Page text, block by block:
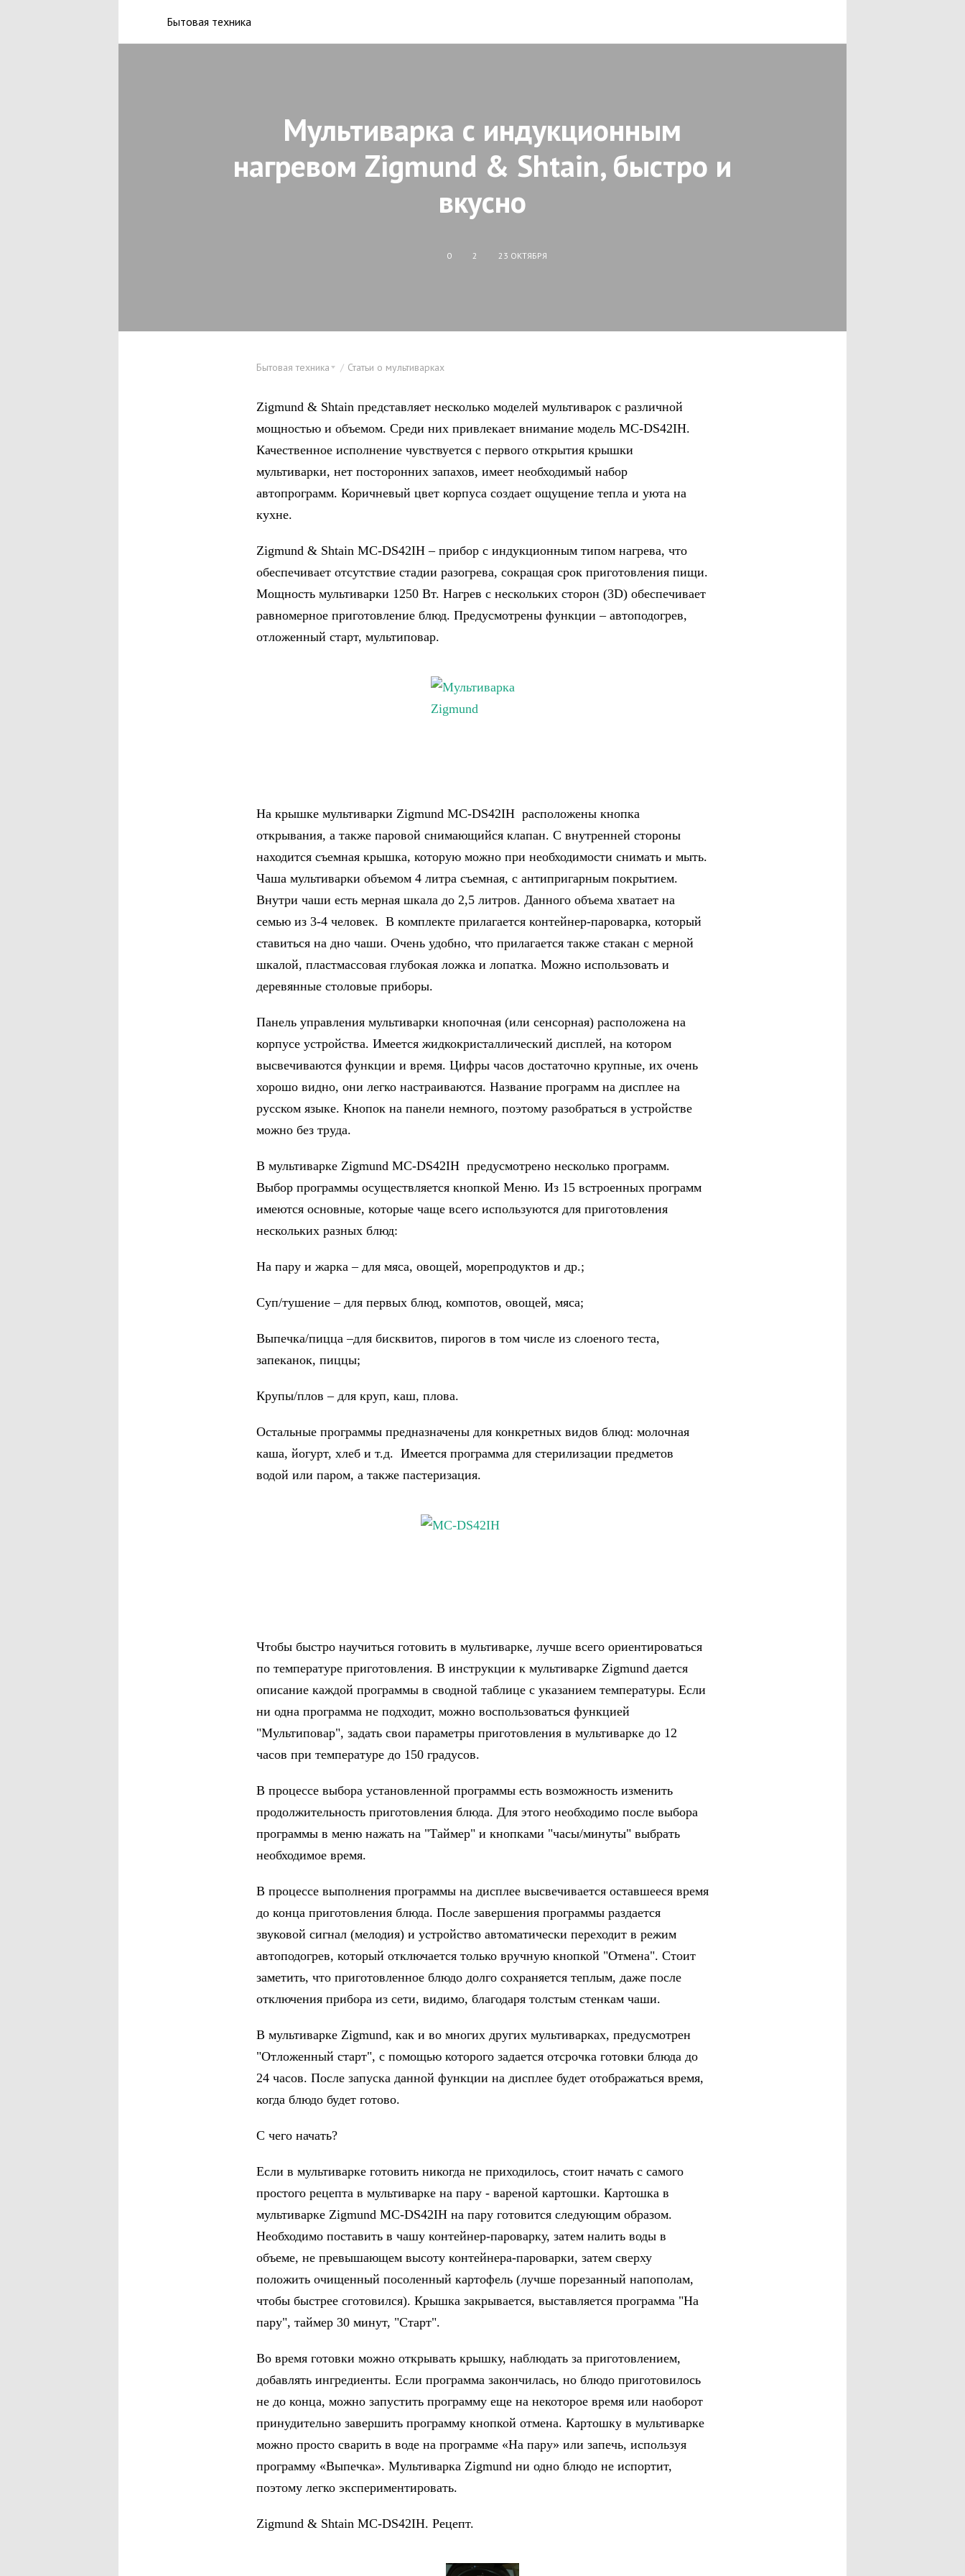
Бытовая техника
Мультиварка с индукционным
нагревом Zigmund & Shtain, быстро и
вкусно
0 2 23 ОКТЯБРЯ
Бытовая техника Статьи о мультиварках
Zigmund & Shtain представляет несколько моделей мультиварок с различной
мощностью и объемом. Среди них привлекает внимание модель MC-DS42IH.
Качественное исполнение чувствуется с первого открытия крышки
мультиварки, нет посторонних запахов, имеет необходимый набор
автопрограмм. Коричневый цвет корпуса создает ощущение тепла и уюта на
кухне.
Zigmund & Shtain MC-DS42IH – прибор с индукционным типом нагрева, что
обеспечивает отсутствие стадии разогрева, сокращая срок приготовления пищи.
Мощность мультиварки 1250 Вт. Нагрев с нескольких сторон (3D) обеспечивает
равномерное приготовление блюд. Предусмотрены функции – автоподогрев,
отложенный старт, мультиповар.
На крышке мультиварки Zigmund MC-DS42IH расположены кнопка
открывания, а также паровой снимающийся клапан. С внутренней стороны
находится съемная крышка, которую можно при необходимости снимать и мыть.
Чаша мультиварки объемом 4 литра съемная, с антипригарным покрытием.
Внутри чаши есть мерная шкала до 2,5 литров. Данного объема хватает на
семью из 3-4 человек. В комплекте прилагается контейнер-пароварка, который
ставиться на дно чаши. Очень удобно, что прилагается также стакан с мерной
шкалой, пластмассовая глубокая ложка и лопатка. Можно использовать и
деревянные столовые приборы.
Панель управления мультиварки кнопочная (или сенсорная) расположена на
корпусе устройства. Имеется жидкокристаллический дисплей, на котором
высвечиваются функции и время. Цифры часов достаточно крупные, их очень
хорошо видно, они легко настраиваются. Название программ на дисплее на
русском языке. Кнопок на панели немного, поэтому разобраться в устройстве
можно без труда.
В мультиварке Zigmund MC-DS42IH предусмотрено несколько программ.
Выбор программы осуществляется кнопкой Меню. Из 15 встроенных программ
имеются основные, которые чаще всего используются для приготовления
нескольких разных блюд:
На пару и жарка – для мяса, овощей, морепродуктов и др.;
Суп/тушение – для первых блюд, компотов, овощей, мяса;
Выпечка/пицца –для бисквитов, пирогов в том числе из слоеного теста,
запеканок, пиццы;
Крупы/плов – для круп, каш, плова.
Остальные программы предназначены для конкретных видов блюд: молочная
каша, йогурт, хлеб и т.д. Имеется программа для стерилизации предметов
водой или паром, а также пастеризация.
Чтобы быстро научиться готовить в мультиварке, лучше всего ориентироваться
по температуре приготовления. В инструкции к мультиварке Zigmund дается
описание каждой программы в сводной таблице с указанием температуры. Если
ни одна программа не подходит, можно воспользоваться функцией
"Мультиповар", задать свои параметры приготовления в мультиварке до 12
часов при температуре до 150 градусов.
В процессе выбора установленной программы есть возможность изменить
продолжительность приготовления блюда. Для этого необходимо после выбора
программы в меню нажать на "Таймер" и кнопками "часы/минуты" выбрать
необходимое время.
В процессе выполнения программы на дисплее высвечивается оставшееся время
до конца приготовления блюда. После завершения программы раздается
звуковой сигнал (мелодия) и устройство автоматически переходит в режим
автоподогрев, который отключается только вручную кнопкой "Отмена". Стоит
заметить, что приготовленное блюдо долго сохраняется теплым, даже после
отключения прибора из сети, видимо, благодаря толстым стенкам чаши.
В мультиварке Zigmund, как и во многих других мультиварках, предусмотрен
"Отложенный старт", с помощью которого задается отсрочка готовки блюда до
24 часов. После запуска данной функции на дисплее будет отображаться время,
когда блюдо будет готово.
С чего начать?
Если в мультиварке готовить никогда не приходилось, стоит начать с самого
простого рецепта в мультиварке на пару - вареной картошки. Картошка в
мультиварке Zigmund MC-DS42IH на пару готовится следующим образом.
Необходимо поставить в чашу контейнер-пароварку, затем налить воды в
объеме, не превышающем высоту контейнера-пароварки, затем сверху
положить очищенный посоленный картофель (лучше порезанный напополам,
чтобы быстрее сготовился). Крышка закрывается, выставляется программа "На
пару", таймер 30 минут, "Старт".
Во время готовки можно открывать крышку, наблюдать за приготовлением,
добавлять ингредиенты. Если программа закончилась, но блюдо приготовилось
не до конца, можно запустить программу еще на некоторое время или наоборот
принудительно завершить программу кнопкой отмена. Картошку в мультиварке
можно просто сварить в воде на программе «На пару» или запечь, используя
программу «Выпечка». Мультиварка Zigmund ни одно блюдо не испортит,
поэтому легко экспериментировать.
Zigmund & Shtain MC-DS42IH. Рецепт.